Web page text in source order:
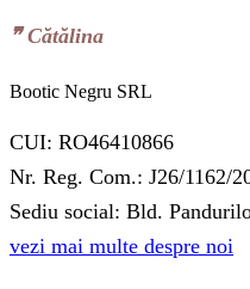
❞‬ Cătălina
Bootic Negru SRL
CUI: RO46410866
Nr. Reg. Com.: J26/1162/
Sediu social: Bld.
vezi mai multe despre noi